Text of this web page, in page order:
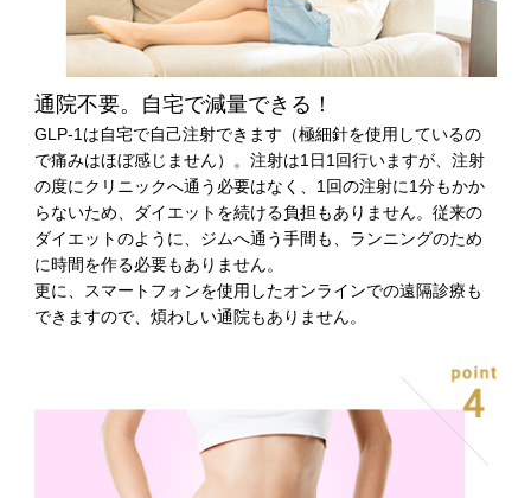
通院不要。自宅で減量できる！
GLP-1は自宅で自己注射できます（極細針を使用しているの
で痛みはほぼ感じません）。注射は1日1回行いますが、注射
の度にクリニックへ通う必要はなく、1回の注射に1分もかか
らないため、ダイエットを続ける負担もありません。従来の
ダイエットのように、ジムへ通う手間も、ランニングのため
に時間を作る必要もありません。
更に、スマートフォンを使用したオンラインでの遠隔診療も
できますので、煩わしい通院もありません。